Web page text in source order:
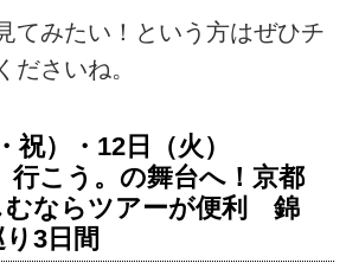
てみたい！という方はぜひチ
ださいね。
祝）・12日（火）
行こう。の舞台へ！京都
むならツアーが便利 錦
3日間